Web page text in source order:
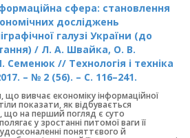
сфера: становлення
досліджень
галузі України (до
/ Л. А. Швайка, О. В.
Семенюк // Технологія і техніка
– № 2 (56). – С. 116–241.
що вивчає економіку інформаційної
показати, як відбувається
що на перший погляд є суто
у зростанні питомої ваги її
поняттєвого й